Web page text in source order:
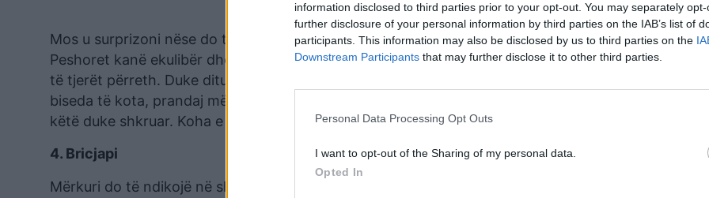
information disclosed to third parties prior to your opt-out. You may separately
further disclosure of your personal information by third parties on the IAB’s list of
participants. This information may also be disclosed by us to third parties on the
Downstream Participants that may further disclose it to other third parties.
Personal Data Processing Opt Outs
I want to opt-out of the Sharing of my personal data.
Opted In
Mos u surprizoni nëse do ta gjeni veten duke matur vetëbesimin tuaj në bazë të aprovimit të të
Peshoret kanë ekulibër dhe harmoni dhe kanë tendencën të bëjnë sakrifica vetëm që të jenë në
të tjerët përreth. Duke ditur të dyja anët e konfliktit, mund të përfshiheni padashje në
biseda të kota, prandaj më mirë qëndroni larg. Reflektoni në mënyrën sesi e shprehni veten dhe
këtë duke shkruar. Koha e kaluar me veten do t’ju ndihmojë.
4. Bricjapi
Mërkuri do të ndikojë në shtëpinë tuaj të qëllimeve dhe punës. E mira është të tregoheni shumë të